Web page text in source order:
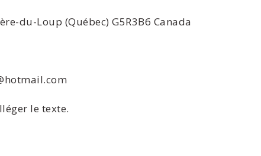
du-Loup (Québec) G5R3B6 Canada
le texte.